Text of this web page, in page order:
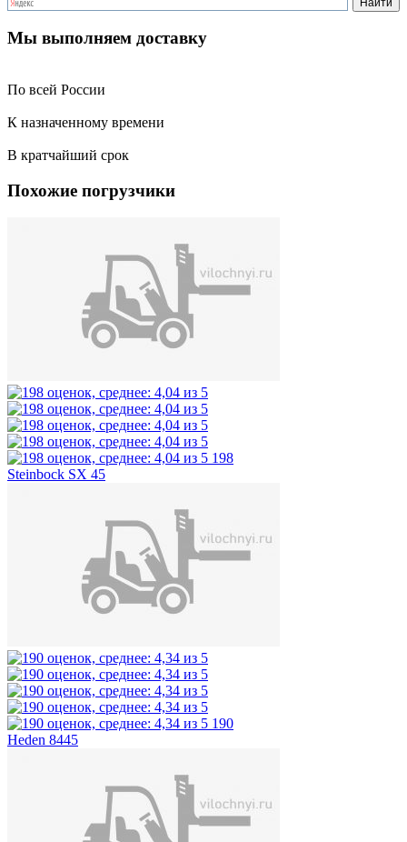
Мы выполняем доставку
По всей России
К назначенному времени
В кратчайший срок
Похожие погрузчики
198
Steinbock SX 45
190
Heden 8445